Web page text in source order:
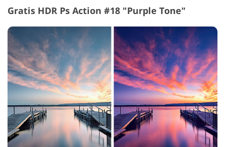
Gratis HDR Ps Action #18 "Purple Tone"